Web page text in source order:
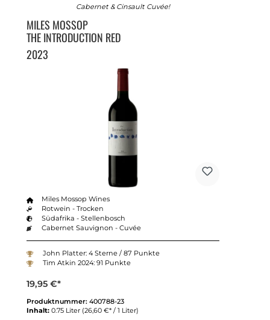
Cabernet & Cinsault Cuvée!
MILES MOSSOP
THE INTRODUCTION RED
2023
Miles Mossop Wines
Rotwein - Trocken
Südafrika - Stellenbosch
Cabernet Sauvignon - Cuvée
John Platter: 4 Sterne / 87 Punkte
Tim Atkin 2024: 91 Punkte
19,95 €*
Produktnummer: 400788-23
Inhalt: 0.75 Liter (26,60 €* / 1 Liter)